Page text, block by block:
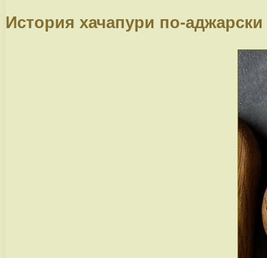
История хачапури по-аджарски